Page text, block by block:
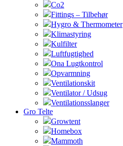
Co2
Fittings – Tilbehør
Hygro & Thermometer
Klimastyring
Kulfilter
Luftfugtighed
Ona Lugtkontrol
Opvarmning
Ventilationskit
Ventilator / Udsug
Ventilationsslanger
Gro Telte
Growtent
Homebox
Mammoth